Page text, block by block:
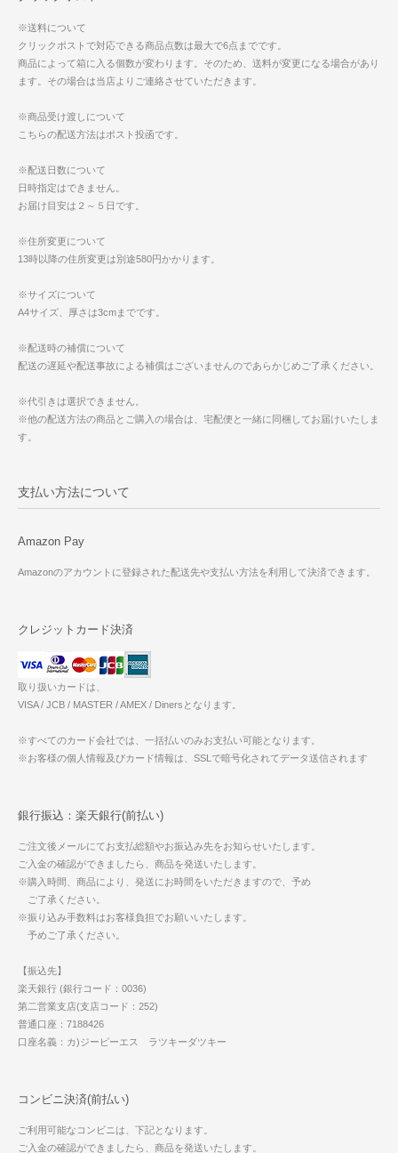
※送料について
クリックポストで対応できる商品点数は最大で6点までです。
商品によって箱に入る個数が変わります。そのため、送料が変更になる場合があり
ます。その場合は当店よりご連絡させていただきます。
※商品受け渡しについて
こちらの配送方法はポスト投函です。
※配送日数について
日時指定はできません。
お届け目安は２～５日です。
※住所変更について
13時以降の住所変更は別途580円かかります。
※サイズについて
A4サイズ、厚さは3cmまでです。
※配送時の補償について
配送の遅延や配送事故による補償はございませんのであらかじめご了承ください。
※代引きは選択できません。
※他の配送方法の商品とご購入の場合は、宅配便と一緒に同梱してお届けいたしま
す。
支払い方法について
Amazon Pay
Amazonのアカウントに登録された配送先や支払い方法を利用して決済できます。
クレジットカード決済
取り扱いカードは、
VISA / JCB / MASTER / AMEX / Dinersとなります。
※すべてのカード会社では、一括払いのみお支払い可能となります。
※お客様の個人情報及びカード情報は、SSLで暗号化されてデータ送信されます
銀行振込：楽天銀行(前払い)
ご注文後メールにてお支払総額やお振込み先をお知らせいたします。
ご入金の確認ができましたら、商品を発送いたします。
※購入時間、商品により、発送にお時間をいただきますので、予め
ご了承ください。
※振り込み手数料はお客様負担でお願いいたします。
予めご了承ください。
【振込先】
楽天銀行 (銀行コード：0036)
第二営業支店(支店コード：252)
普通口座：7188426
口座名義：カ)ジーピーエス ラツキーダツキー
コンビニ決済(前払い)
ご利用可能なコンビニは、下記となります。
ご入金の確認ができましたら、商品を発送いたします。